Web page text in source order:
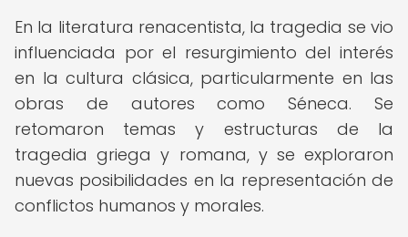
En la literatura renacentista, la tragedia se vio
influenciada por el resurgimiento del interés
en la cultura clásica, particularmente en las
obras de autores como Séneca. Se
retomaron temas y estructuras de la
tragedia griega y romana, y se exploraron
nuevas posibilidades en la representación de
conflictos humanos y morales.